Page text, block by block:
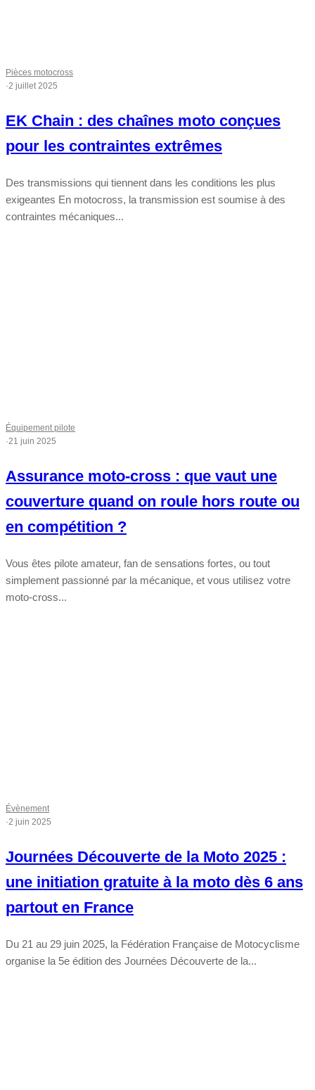
Pièces motocross
·2 juillet 2025
EK Chain : des chaînes moto conçues
pour les contraintes extrêmes
Des transmissions qui tiennent dans les conditions les plus
exigeantes En motocross, la transmission est soumise à des
contraintes mécaniques...
Équipement pilote
·21 juin 2025
Assurance moto-cross : que vaut une
couverture quand on roule hors route ou
en compétition ?
Vous êtes pilote amateur, fan de sensations fortes, ou tout
simplement passionné par la mécanique, et vous utilisez votre
moto-cross...
Évènement
·2 juin 2025
Journées Découverte de la Moto 2025 :
une initiation gratuite à la moto dès 6 ans
partout en France
Du 21 au 29 juin 2025, la Fédération Française de Motocyclisme
organise la 5e édition des Journées Découverte de la...